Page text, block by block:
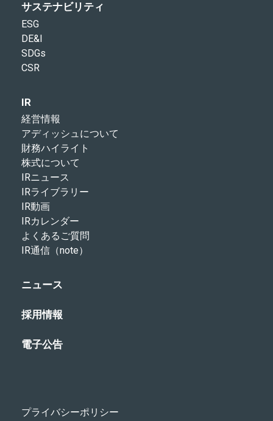
サステナビリティ
ESG
DE&I
SDGs
CSR
IR
経営情報
アディッシュについて
財務ハイライト
株式について
IRニュース
IRライブラリー
IR動画
IRカレンダー
よくあるご質問
IR通信（note）
ニュース
採用情報
電子公告
プライバシーポリシー